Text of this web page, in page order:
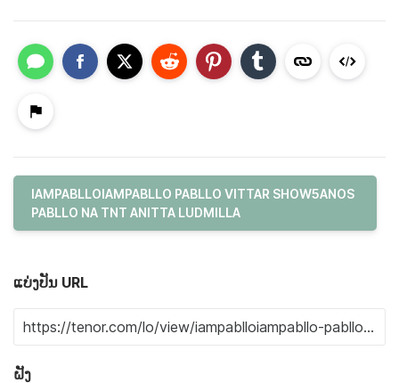
IAMPABLLOIAMPABLLO PABLLO VITTAR SHOW5ANOS
PABLLO NA TNT ANITTA LUDMILLA
ແບ່ງປັນ URL
ຝັງ